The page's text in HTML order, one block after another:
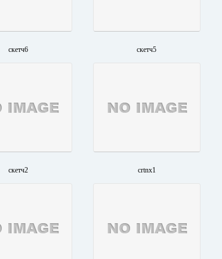
скетч6 скетч5
скетч2 crtnx1